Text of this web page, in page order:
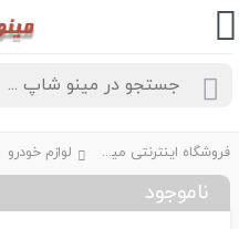
فروشگاه اینترنتی مینو شاپ لوازم خودرو
ناموجود